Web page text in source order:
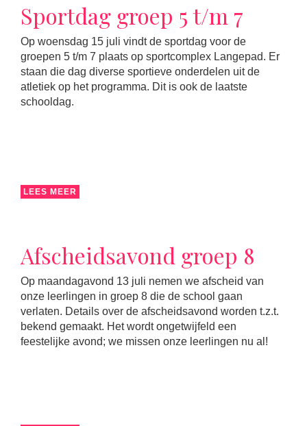
Sportdag groep 5 t/m 7
Op woensdag 15 juli vindt de sportdag voor de
groepen 5 t/m 7 plaats op sportcomplex Langepad. Er
staan die dag diverse sportieve onderdelen uit de
atletiek op het programma. Dit is ook de laatste
schooldag.
LEES MEER
Afscheidsavond groep 8
Op maandagavond 13 juli nemen we afscheid van
onze leerlingen in groep 8 die de school gaan
verlaten. Details over de afscheidsavond worden t.z.t.
bekend gemaakt. Het wordt ongetwijfeld een
feestelijke avond; we missen onze leerlingen nu al!